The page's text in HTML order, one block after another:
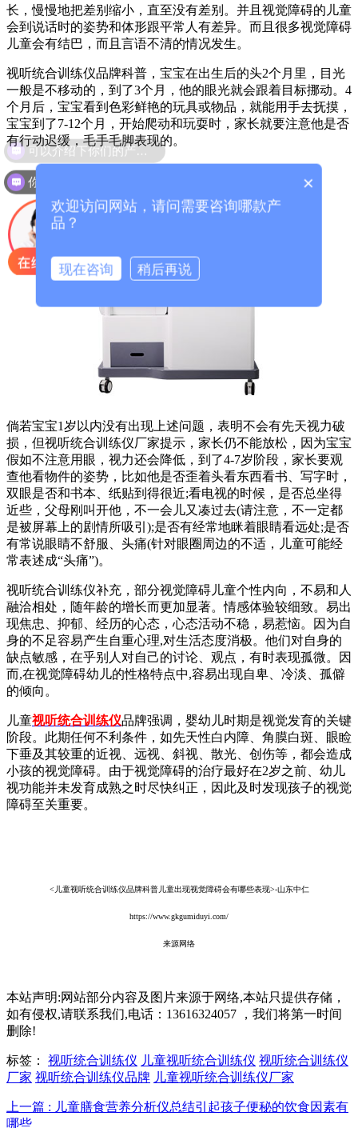
长，慢慢地把差别缩小，直至没有差别。并且视觉障碍的儿童
会到说话时的姿势和体形跟平常人有差异。而且很多视觉障碍
儿童会有结巴，而且言语不清的情况发生。
视听统合训练仪品牌科普，宝宝在出生后的头2个月里，目光
一般是不移动的，到了3个月，他的眼光就会跟着目标挪动。4
个月后，宝宝看到色彩鲜艳的玩具或物品，就能用手去抚摸，
宝宝到了7-12个月，开始爬动和玩耍时，家长就要注意他是否
有行动迟缓，毛手毛脚表现的。
倘若宝宝1岁以内没有出现上述问题，表明不会有先天视力破
损，但视听统合训练仪厂家提示，家长仍不能放松，因为宝宝
假如不注意用眼，视力还会降低，到了4-7岁阶段，家长要观
查他看物件的姿势，比如他是否歪着头看东西看书、写字时，
双眼是否和书本、纸贴到得很近;看电视的时候，是否总坐得
近些，父母刚叫开他，不一会儿又凑过去(请注意，不一定都
是被屏幕上的剧情所吸引);是否有经常地眯着眼睛看远处;是否
有常说眼睛不舒服、头痛(针对眼圈周边的不适，儿童可能经
常表述成“头痛”)。
视听统合训练仪补充，部分视觉障碍儿童个性内向，不易和人
融洽相处，随年龄的增长而更加显著。情感体验较细致。易出
现焦忠、抑郁、经历的心态，心态活动不稳，易惹恼。因为自
身的不足容易产生自重心理,对生活态度消极。他们对自身的
缺点敏感，在乎别人对自己的讨论、观点，有时表现孤微。因
而,在视觉障碍幼儿的性格特点中,容易出现自卑、冷淡、孤僻
的倾向。
儿童视听统合训练仪品牌强调，婴幼儿时期是视觉发育的关键
阶段。此期任何不利条件，如先天性白内障、角膜白斑、眼睑
下垂及其较重的近视、远视、斜视、散光、创伤等，都会造成
小孩的视觉障碍。由于视觉障碍的治疗最好在2岁之前、幼儿
视功能并未发育成熟之时尽快纠正，因此及时发现孩子的视觉
障碍至关重要。
<儿童视听统合训练仪品牌科普儿童出现视觉障碍会有哪些表现>-山东中仁
https://www.gkgumiduyi.com/
来源网络
本站声明:网站部分内容及图片来源于网络,本站只提供存储，
如有侵权,请联系我们,电话：13616324057 ，我们将第一时间
删除!
标签： 视听统合训练仪 儿童视听统合训练仪 视听统合训练仪
厂家 视听统合训练仪品牌 儿童视听统合训练仪厂家
上一篇 : 儿童膳食营养分析仪总结引起孩子便秘的饮食因素有
哪些
可以介绍下你们的产品么？
你们是怎么收费的呢？ ×
欢迎访问网站，请问需要咨询哪款产
品？
现在咨询 稍后再说